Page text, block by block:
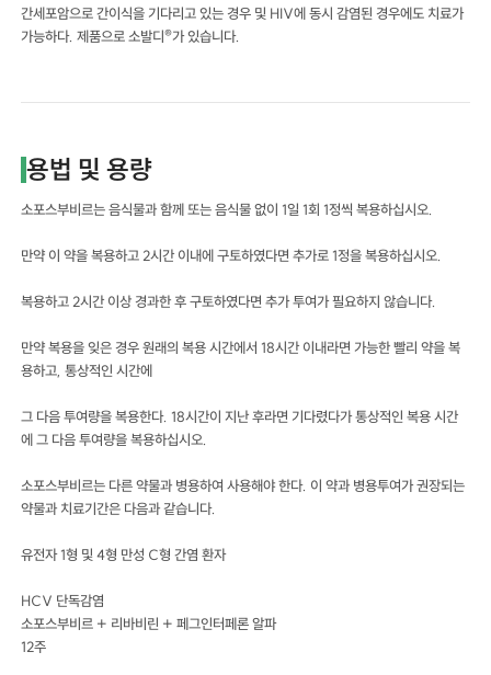
간세포암으로 간이식을 기다리고 있는 경우 및 HIV에 동시 감염된 경우에도 치료가
가능하다. 제품으로 소발디®가 있습니다.
용법 및 용량
소포스부비르는 음식물과 함께 또는 음식물 없이 1일 1회 1정씩 복용하십시오.
만약 이 약을 복용하고 2시간 이내에 구토하였다면 추가로 1정을 복용하십시오.
복용하고 2시간 이상 경과한 후 구토하였다면 추가 투여가 필요하지 않습니다.
만약 복용을 잊은 경우 원래의 복용 시간에서 18시간 이내라면 가능한 빨리 약을 복
용하고, 통상적인 시간에
그 다음 투여량을 복용한다. 18시간이 지난 후라면 기다렸다가 통상적인 복용 시간
에 그 다음 투여량을 복용하십시오.
소포스부비르는 다른 약물과 병용하여 사용해야 한다. 이 약과 병용투여가 권장되는
약물과 치료기간은 다음과 같습니다.
유전자 1형 및 4형 만성 C형 간염 환자
HCV 단독감염
소포스부비르 + 리바비린 + 페그인터페론 알파
12주